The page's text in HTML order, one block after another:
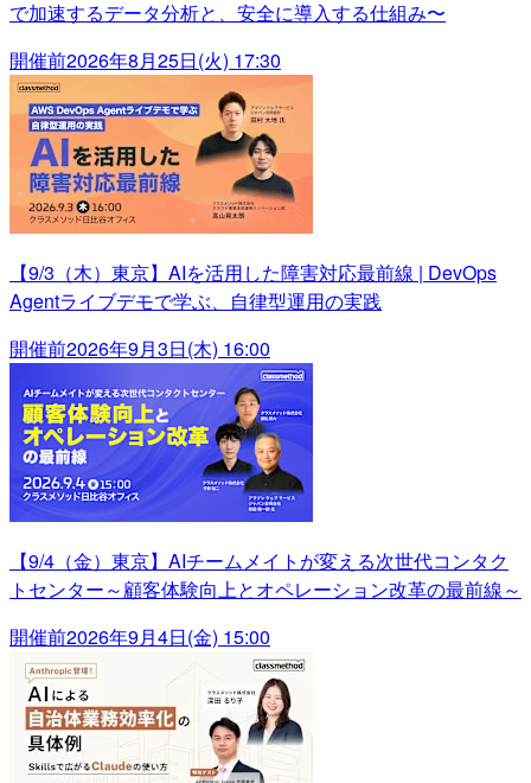
で加速するデータ分析と、安全に導入する仕組み〜
開催前2026年8月25日(火) 17:30
【9/3（木）東京】AIを活用した障害対応最前線 | DevOps
Agentライブデモで学ぶ、自律型運用の実践
開催前2026年9月3日(木) 16:00
【9/4（金）東京】AIチームメイトが変える次世代コンタク
トセンター～顧客体験向上とオペレーション改革の最前線～
開催前2026年9月4日(金) 15:00